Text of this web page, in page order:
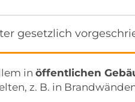
gesetzlich
in öffentlichen
z. B. in